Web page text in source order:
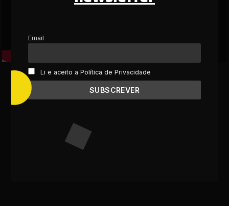
Email
Li e aceito a Política de Privacidade